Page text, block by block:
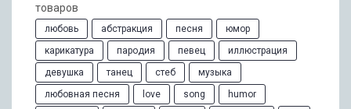
товаров
любовь абстракция песня
юмор
карикатура
пародия певец
иллюстрация
девушка
танец стеб
музыка
любовная песня
love song
humor